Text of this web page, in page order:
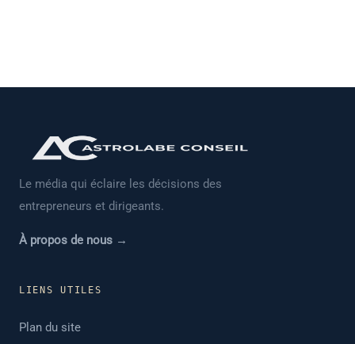
Le média qui éclaire les décisions des
entrepreneurs et dirigeants.
À propos de nous →
LIENS UTILES
Plan du site